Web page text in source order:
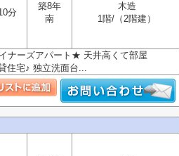
分
築8年
南
木造
1階/（2階建）
ナーズアパート★ 天井高くて部屋
住宅♪ 独立洗面台...